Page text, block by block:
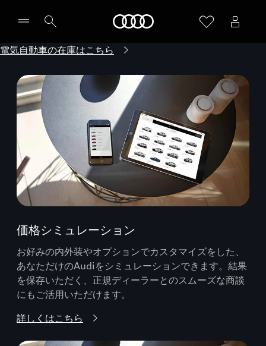
電気自動車の在庫はこちら
価格シミュレーション
お好みの内外装やオプションでカスタマイズをした、
あなただけのAudiをシミュレーションできます。結果
を保存いただく、正規ディーラーとのスムーズな商談
にもご活用いただけます。
詳しくはこちら